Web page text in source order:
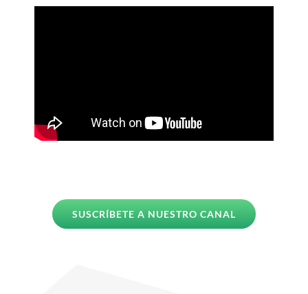
SUSCRÍBETE A NUESTRO CANAL